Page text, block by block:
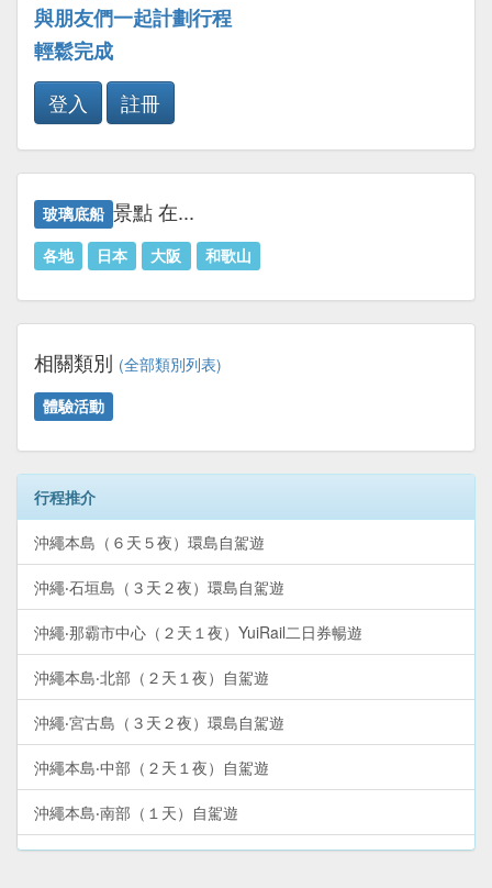
與朋友們一起計劃行程
輕鬆完成
登入
註冊
玻璃底船 景點 在...
各地 日本 大阪 和歌山
相關類別 (全部類別列表)
體驗活動
行程推介
沖繩本島（６天５夜）環島自駕遊
沖繩‧石垣島（３天２夜）環島自駕遊
沖繩‧那霸市中心（２天１夜）YuiRail二日券暢遊
沖繩本島‧北部（２天１夜）自駕遊
沖繩‧宮古島（３天２夜）環島自駕遊
沖繩本島‧中部（２天１夜）自駕遊
沖繩本島‧南部（１天）自駕遊
沖繩本島（６天５夜）精點巴士遊